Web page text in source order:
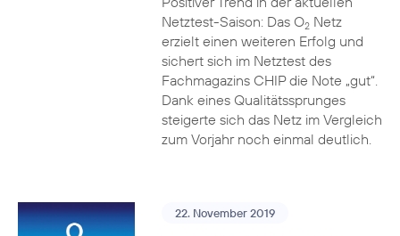
Netztest-Saison: Das O2Netz
erzielt einen weiteren Erfolg und
sichert sich im Netztest des
Fachmagazins CHIP die Note „gut“.
Dank eines Qualitätssprunges
steigerte sich das Netz im Vergleich
zum Vorjahr noch einmal deutlich.
22. November 2019